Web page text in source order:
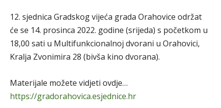
12. sjednica Gradskog vijeća grada Orahovice održat
će se 14. prosinca 2022. godine (srijeda) s početkom u
18,00 sati u Multifunkcionalnoj dvorani u Orahovici,
Kralja Zvonimira 28 (bivša kino dvorana).
Materijale možete vidjeti ovdje…
https://gradorahovica.esjednice.hr